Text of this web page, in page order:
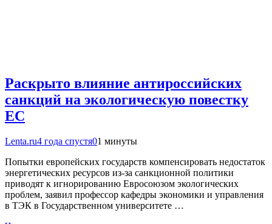
Раскрыто влияние антироссийских
санкций на экологическую повестку
ЕС
Lenta.ru4 года спустя01 минуты
Попытки европейских государств компенсировать недостаток
энергетических ресурсов из-за санкционной политики
приводят к игнорированию Евросоюзом экологических
проблем, заявил профессор кафедры экономики и управления
в ТЭК в Государственном университете …